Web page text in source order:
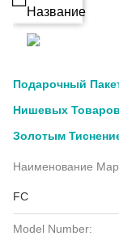
Подарочный
Нишевых Товаров
Золотым
Наименование
FC
Model Number: